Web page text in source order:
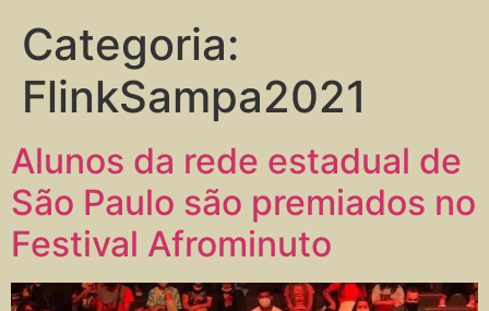
Categoria:
FlinkSampa2021
Alunos da rede estadual de
São Paulo são premiados no
Festival Afrominuto​